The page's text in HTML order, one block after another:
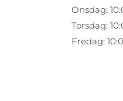
Onsdag:
Torsdag:
Fredag: